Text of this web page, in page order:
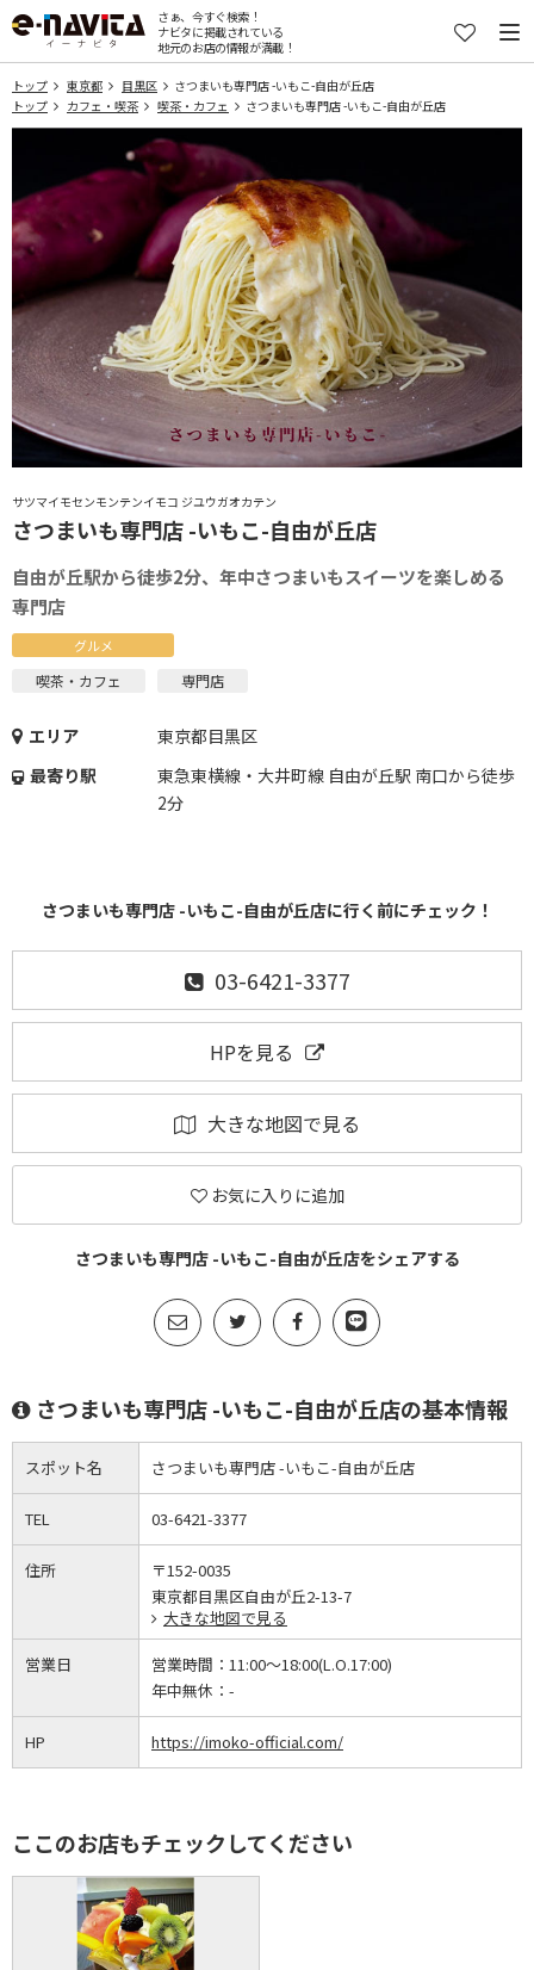
さぁ、今すぐ検索！
ナビタに掲載されている
地元のお店の情報が満載！
トップ 東京都 目黒区
さつまいも専門店 -いもこ-自由が丘店
トップ
カフェ・喫茶 喫茶・カフェ さつまいも専門店 -いもこ-自由が丘店
サツマイモセンモンテンイモコ ジユウガオカテン
さつまいも専門店 -いもこ-自由が丘店
自由が丘駅から徒歩2分、年中さつまいもスイーツを楽しめる
専門店
グルメ
喫茶・カフェ 専門店
エリア
東京都目黒区
最寄り駅
東急東横線・大井町線 自由が丘駅 南口から徒歩
2分
さつまいも専門店 -いもこ-自由が丘店に行く前にチェック！
03-6421-3377
HPを見る
大きな地図で見る
お気に入りに追加
さつまいも専門店 -いもこ-自由が丘店をシェアする
さつまいも専門店 -いもこ-自由が丘店の基本情報
スポット名 さつまいも専門店 -いもこ-自由が丘店
TEL 03-6421-3377
住所
〒152-0035
東京都目黒区自由が丘2-13-7
大きな地図で見る
営業日 営業時間： 11:00～18:00(L.O.17:00)
年中無休： -
HP https://imoko-official.com/
ここのお店もチェックしてください